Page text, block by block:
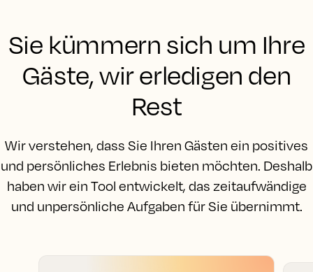
Sie kümmern sich um Ihre
Gäste, wir erledigen den
Rest
Wir verstehen, dass Sie Ihren Gästen ein positives
und persönliches Erlebnis bieten möchten. Deshalb
haben wir ein Tool entwickelt, das zeitaufwändige
und unpersönliche Aufgaben für Sie übernimmt.